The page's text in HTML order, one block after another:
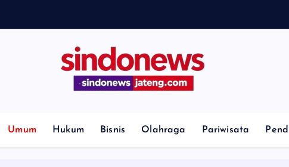
Umum Hukum Bisnis Olahraga Pariwisata